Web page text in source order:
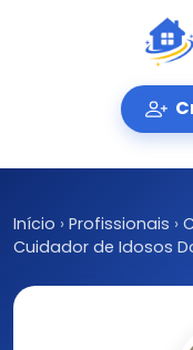
Início › Profissionais ›
Cuidador de Idosos